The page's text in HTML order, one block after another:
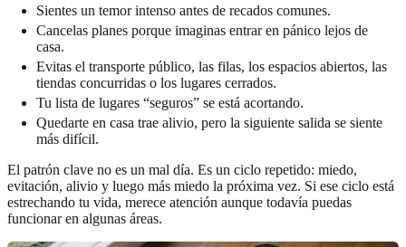
Sientes un temor intenso antes de recados comunes.
Cancelas planes porque imaginas entrar en pánico lejos de
casa.
Evitas el transporte público, las filas, los espacios abiertos, las
tiendas concurridas o los lugares cerrados.
Tu lista de lugares “seguros” se está acortando.
Quedarte en casa trae alivio, pero la siguiente salida se siente
más difícil.
El patrón clave no es un mal día. Es un ciclo repetido: miedo,
evitación, alivio y luego más miedo la próxima vez. Si ese ciclo está
estrechando tu vida, merece atención aunque todavía puedas
funcionar en algunas áreas.